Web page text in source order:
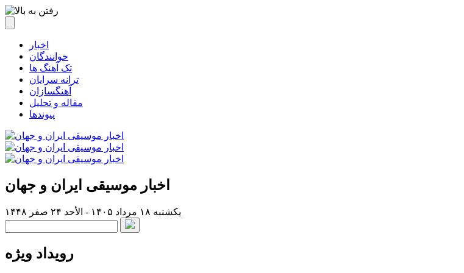
اخبار
خوانندگان
تک آهنگ ها
ترانه سرایان
آهنگسازان
مقاله و تحلیل
پیوندها
اخبار موسیقی ایران و جهان
یکشنبه ۱۸ مرداد ۱۴۰۵ - الأحد ۲۴ صفر ۱۴۴۸
رویداد ویژه